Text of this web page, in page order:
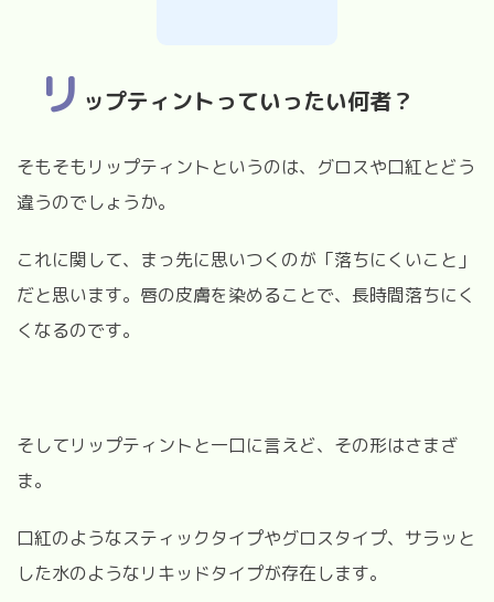
リ ップティントっていったい何者？
そもそもリップティントというのは、グロスや口紅とどう
違うのでしょうか。
これに関して、まっ先に思いつくのが「落ちにくいこと」
だと思います。唇の皮膚を染めることで、長時間落ちにく
くなるのです。
そしてリップティントと一口に言えど、その形はさまざ
ま。
口紅のようなスティックタイプやグロスタイプ、サラッと
した水のようなリキッドタイプが存在します。